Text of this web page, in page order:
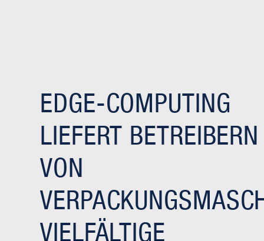
EDGE-COMPUTING
LIEFERT BETREIBERN
VON
VIELFÄLTIGE